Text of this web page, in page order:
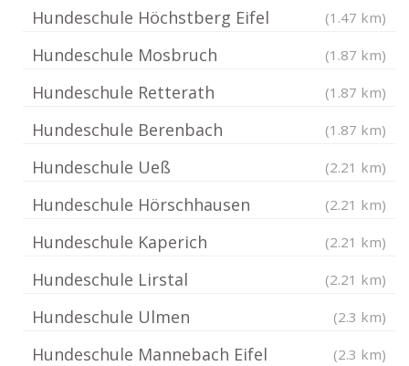
Hundeschule Höchstberg Eifel (1.47 km)
Hundeschule Mosbruch (1.87 km)
Hundeschule Retterath (1.87 km)
Hundeschule Berenbach (1.87 km)
Hundeschule Ueß (2.21 km)
Hundeschule Hörschhausen (2.21 km)
Hundeschule Kaperich (2.21 km)
Hundeschule Lirstal (2.21 km)
Hundeschule Ulmen (2.3 km)
Hundeschule Mannebach Eifel (2.3 km)